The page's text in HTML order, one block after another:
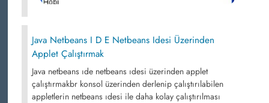
Java Netbeans I D E Netbeans Idesi Üzerinden
Applet Çalıştırmak
Java netbeans ıde netbeans ıdesi üzerinden applet
çalıştırmakbr konsol üzerinden derlenip çalıştırılabilen
appletlerin netbeans ıdesi ile daha kolay çalıştırılması